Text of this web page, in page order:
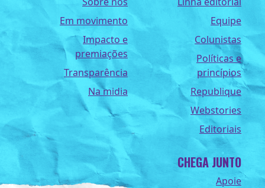
Em movimento
Impacto e
premiações
Transparência
Na midia
Equipe
Colunistas
Políticas e
princípios
Republique
Webstories
Editoriais
CHEGA JUNTO
Apoie